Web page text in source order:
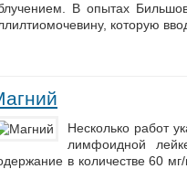
В опытах
которую
Несколько работ
лимфоидной
в количестве 60